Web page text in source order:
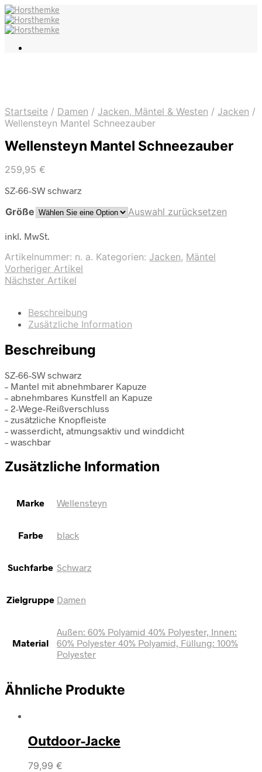
Startseite / Damen / Jacken, Mäntel & Westen / Jacken /
Wellensteyn Mantel Schneezauber
Wellensteyn Mantel Schneezauber
259,95 €
SZ-66-SW schwarz
Größe Auswahl zurücksetzen
inkl. MwSt.
Artikelnummer: n. a. Kategorien: Jacken, Mäntel
Vorheriger Artikel
Nächster Artikel
Beschreibung
Zusätzliche Information
Beschreibung
SZ-66-SW schwarz
– Mantel mit abnehmbarer Kapuze
– abnehmbares Kunstfell an Kapuze
– 2-Wege-Reißverschluss
– zusätzliche Knopfleiste
– wasserdicht, atmungsaktiv und winddicht
– waschbar
Zusätzliche Information
Marke Wellensteyn
Farbe black
Suchfarbe Schwarz
Zielgruppe Damen
Material
Außen: 60% Polyamid 40% Polyester, Innen:
60% Polyester 40% Polyamid, Füllung: 100%
Polyester
Ähnliche Produkte
Outdoor-Jacke
79,99 €